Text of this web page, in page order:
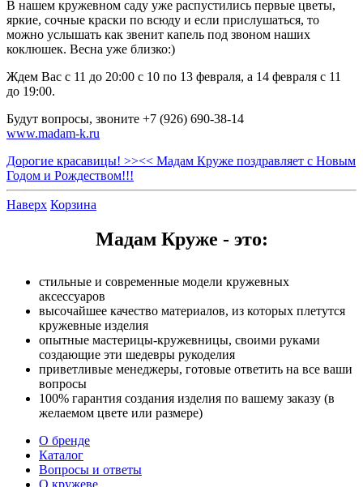
В нашем кружевном саду уже распустились первые цветы,
яркие, сочные краски по всюду и если прислушаться, то
можно услышать как звенит капель под звоном наших
коклюшек. Весна уже близко:)
Ждем Вас с 11 до 20:00 с 10 по 13 февраля, а 14 февраля с 11
до 19:00.
Будут вопросы, звоните +7 (926) 690-38-14
www.madam-k.ru
Дорогие красавицы! >><< Мадам Круже поздравляет с Новым
Годом и Рождеством!!!
Наверх Корзина
Мадам Круже - это:
стильные и современные модели кружевных
аксессуаров
высочайшее качество материалов, из которых плетутся
кружевные изделия
опытные мастерицы-кружевницы, своими руками
создающие эти шедевры рукоделия
приветливые менеджеры, готовые ответить на все ваши
вопросы
100% гарантия создания изделия по вашему заказу (в
желаемом цвете или размере)
О бренде
Каталог
Вопросы и ответы
О кружеве